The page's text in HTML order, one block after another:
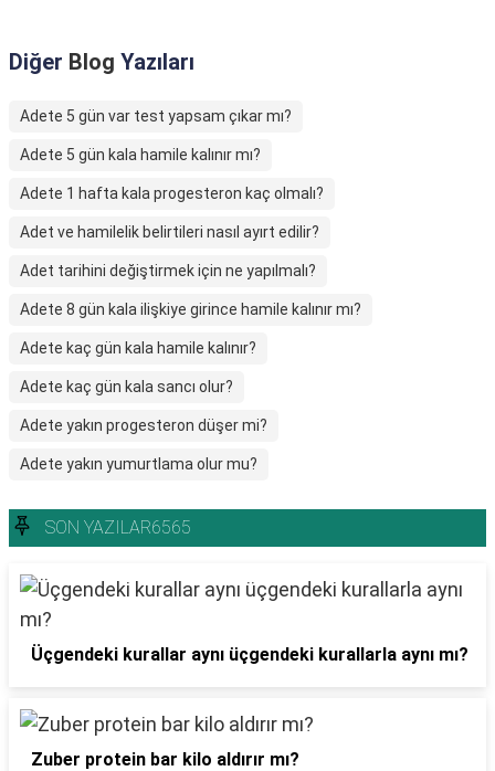
Diğer Blog Yazıları
Adete 5 gün var test yapsam çıkar mı?
Adete 5 gün kala hamile kalınır mı?
Adete 1 hafta kala progesteron kaç olmalı?
Adet ve hamilelik belirtileri nasıl ayırt edilir?
Adet tarihini değiştirmek için ne yapılmalı?
Adete 8 gün kala ilişkiye girince hamile kalınır mı?
Adete kaç gün kala hamile kalınır?
Adete kaç gün kala sancı olur?
Adete yakın progesteron düşer mi?
Adete yakın yumurtlama olur mu?
SON YAZILAR6565
Üçgendeki kurallar aynı üçgendeki kurallarla aynı mı?
Zuber protein bar kilo aldırır mı?